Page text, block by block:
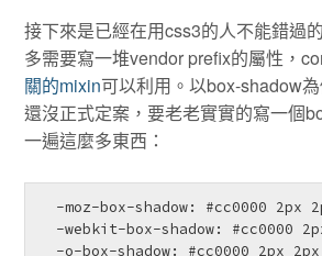
接下來是已經在用css3的人不能錯過
多需要寫一堆vendor prefix的屬性，
關的mixin可以利用。以box-shadow
還沒正式定案，要老老實實的寫一個
一遍這麼多東西：